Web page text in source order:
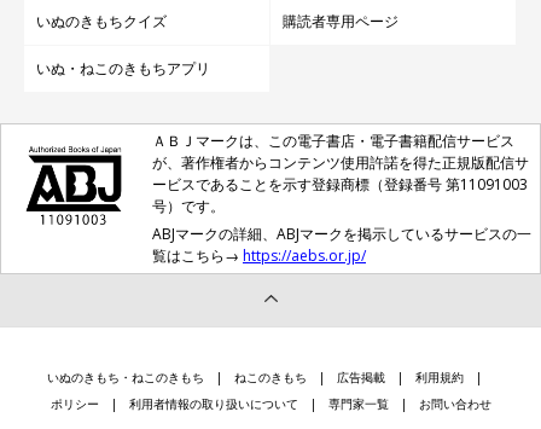
いぬのきもちクイズ 購読者専用ページ
いぬ・ねこのきもちアプリ
ＡＢＪマークは、この電子書店・電子書籍配信サービス
が、著作権者からコンテンツ使用許諾を得た正規版配信サ
ービスであることを示す登録商標（登録番号 第11091003
号）です。
ABJマークの詳細、ABJマークを掲示しているサービスの一
覧はこちら→ https://aebs.or.jp/
いぬのきもち・ねこのきもち ねこのきもち 広告掲載
利用規約
ポリシー
利用者情報の取り扱いについて 専門家一覧 お問い合わせ